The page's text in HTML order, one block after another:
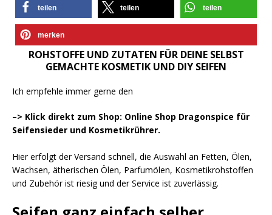
teilen teilen teilen
merken
ROHSTOFFE UND ZUTATEN FÜR DEINE SELBST
GEMACHTE KOSMETIK UND DIY SEIFEN
Ich empfehle immer gerne den
–> Klick direkt zum Shop: Online Shop Dragonspice für
Seifensieder und Kosmetikrührer.
Hier erfolgt der Versand schnell, die Auswahl an Fetten, Ölen,
Wachsen, ätherischen Ölen, Parfumölen, Kosmetikrohstoffen
und Zubehör ist riesig und der Service ist zuverlässig.